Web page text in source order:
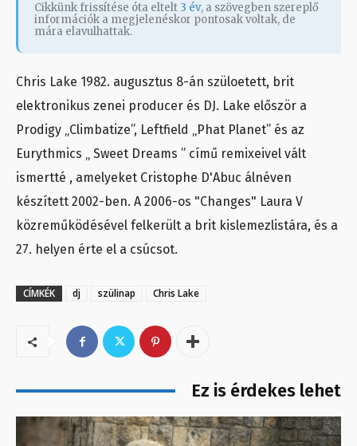
Cikkünk frissítése óta eltelt 3 év, a szövegben szereplő
információk a megjelenéskor pontosak voltak, de
mára elavulhattak.
Chris Lake 1982. augusztus 8-án szüloetett, brit
elektronikus zenei producer és DJ. Lake először a
Prodigy „Climbatize”, Leftfield „Phat Planet” és az
Eurythmics „ Sweet Dreams ” című remixeivel vált
ismertté , amelyeket Cristophe D'Abuc álnéven
készített 2002-ben. A 2006-os "Changes" Laura V
közreműködésével felkerült a brit kislemezlistára, és a
27. helyen érte el a csúcsot.
CÍMKÉK dj szülinap Chris Lake
Ez is érdekes lehet